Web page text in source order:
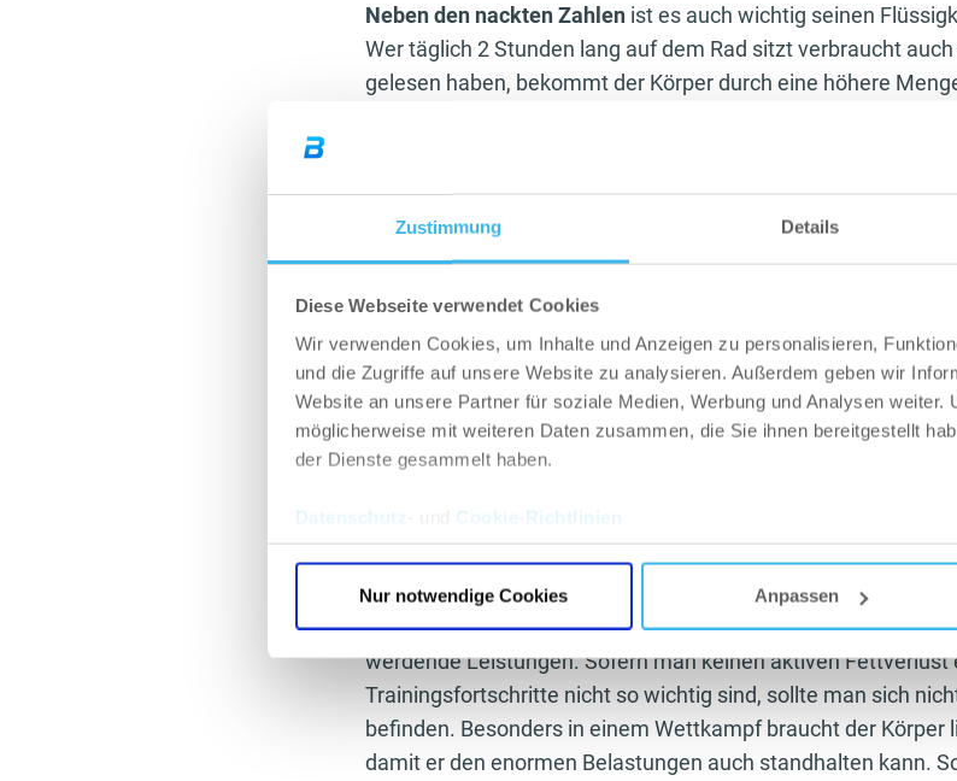
Zustimmung Details
Diese Webseite verwendet Cookies
Wir verwenden Cookies, um Inhalte und Anzeigen zu personalisieren,
und die Zugriffe auf unsere Website zu analysieren. Außerdem geben wir
Website an unsere Partner für soziale Medien, Werbung und Analysen
möglicherweise mit weiteren Daten zusammen, die Sie ihnen bereitgestellt
der Dienste gesammelt haben.
Datenschutz Cookie-Richtlinien
Nur notwendige Cookies Anpassen
Neben den nackten Zahlen ist es auch wichtig seinen
Wer täglich 2 Stunden lang auf dem Rad sitzt verbraucht
gelesen haben, bekommt der Körper durch eine höhere
schadet. Besser ist es einen Tick mehr zu trinken als nötig,
Besonders bei langen Trainingseinheiten
über 1,5 Stunden
einen Joker dabei zu haben. Mineralstoffe und komplexe
Energy Gelhalten die Leistung im Körper aufrecht. Es gibt
letzten Metern wegen Energiemangels wichtige Zeit zu
unendlich großen Glykogenspeicher hat, die in den Stunden
mehrkettigen Kohlenhydraten füllen können, sollte man
Dazu ist es auch noch kontraproduktiv sich vor dem Training
Blut in den Magen zu ziehen. Das entzieht nicht nur den
sauerstoffliefernde Blut, sondern kann auch ganz schnell im
schwer genug ist.
Achtet man darauf,dass man sich nicht von Junkfood,
Nahrungsmitteln ernährt, dann hat man eine perfekte
werdende Leistungen. Sofern man keinen aktiven Fettverlust
Trainingsfortschritte nicht so wichtig sind, sollte man sich
befinden. Besonders in einem Wettkampf braucht der Körper
damit er den enormen Belastungen auch standhalten kann.